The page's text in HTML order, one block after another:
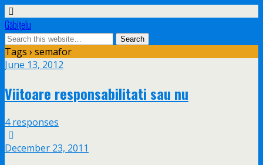
Găbiţelu
Tags › semafor
June 13, 2012
Viitoare responsabilitati sau nu
4 responses
December 23, 2011